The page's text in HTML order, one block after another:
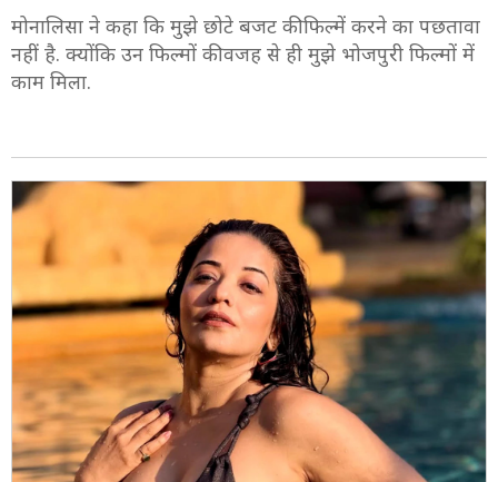
मोनालिसा ने कहा कि मुझे छोटे बजट की फिल्में करने का पछतावा
नहीं है. क्योंकि उन फिल्मों की वजह से ही मुझे भोजपुरी फिल्मों में
काम मिला.